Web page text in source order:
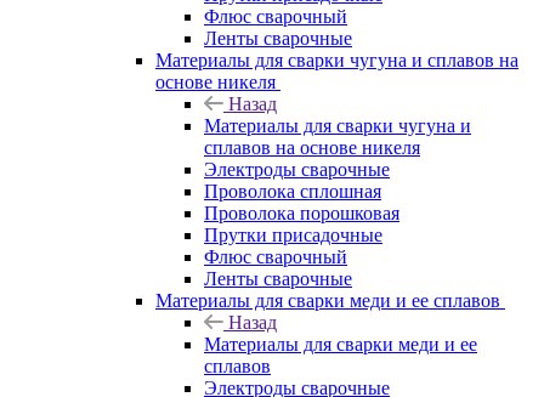
Флюс сварочный
Ленты сварочные
Материалы для сварки чугуна и сплавов на
основе никеля
Назад
Материалы для сварки чугуна и
сплавов на основе никеля
Электроды сварочные
Проволока сплошная
Проволока порошковая
Прутки присадочные
Флюс сварочный
Ленты сварочные
Материалы для сварки меди и ее сплавов
Назад
Материалы для сварки меди и ее
сплавов
Электроды сварочные